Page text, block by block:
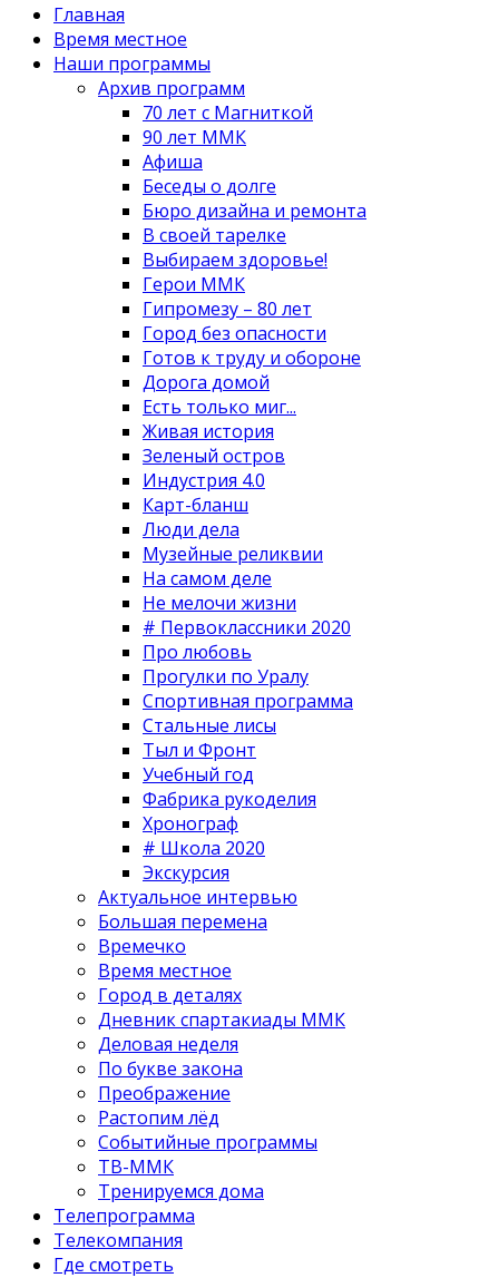
Главная
Время местное
Наши программы
Архив программ
70 лет с Магниткой
90 лет ММК
Афиша
Беседы о долге
Бюро дизайна и ремонта
В своей тарелке
Выбираем здоровье!
Герои ММК
Гипромезу – 80 лет
Город без опасности
Готов к труду и обороне
Дорога домой
Есть только миг...
Живая история
Зеленый остров
Индустрия 4.0
Карт-бланш
Люди дела
Музейные реликвии
На самом деле
Не мелочи жизни
# Первоклассники 2020
Про любовь
Прогулки по Уралу
Спортивная программа
Стальные лисы
Тыл и Фронт
Учебный год
Фабрика рукоделия
Хронограф
# Школа 2020
Экскурсия
Актуальное интервью
Большая перемена
Времечко
Время местное
Город в деталях
Дневник спартакиады ММК
Деловая неделя
По букве закона
Преображение
Растопим лёд
Событийные программы
ТВ-ММК
Тренируемся дома
Телепрограмма
Телекомпания
Где смотреть